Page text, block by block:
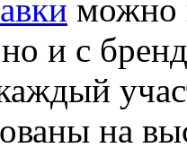
можно
и с
на